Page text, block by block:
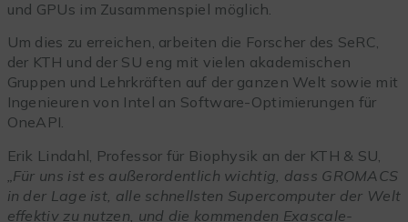
und GPUs im Zusammenspiel möglich.
Um dies zu erreichen, arbeiten die Forscher des SeRC,
der KTH und der SU eng mit vielen akademischen
Gruppen und Lehrkräften auf der ganzen Welt sowie mit
Ingenieuren von Intel an Software-Optimierungen für
OneAPI.
Erik Lindahl, Professor für Biophysik an der KTH & SU,
„Für uns ist es außerordentlich wichtig, dass GROMACS
in der Lage ist, alle schnellsten Supercomputer der Welt
effektiv zu nutzen, und die kommenden Exascale-